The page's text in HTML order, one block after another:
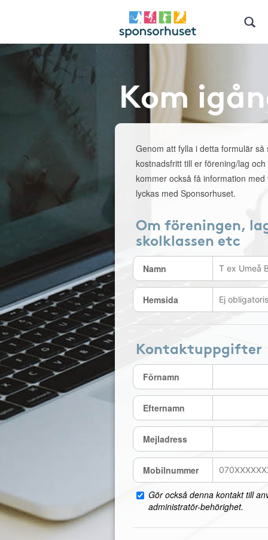
Kom
Genom att fylla i detta formulär så
kostnadsfritt till er förening/lag
kommer också få information
lyckas med Sponsorhuset.
Om föreningen,
skolklassen etc
Namn
Hemsida
Kontaktuppgifter
Förnamn
Efternamn
Mejladress
Mobilnummer
Gör också denna kontakt till
administratör-behörighet.